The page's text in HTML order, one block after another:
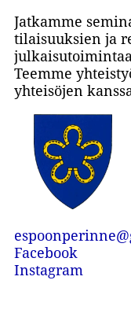
Jatkamme
tilaisuuksien ja
Teemme
yhteisöjen
Facebook
Instagram